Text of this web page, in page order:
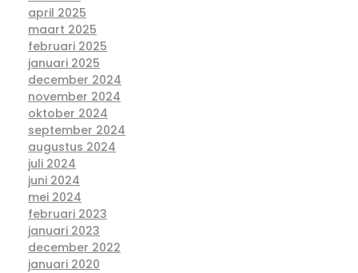
april 2025
maart 2025
februari 2025
januari 2025
december 2024
november 2024
oktober 2024
september 2024
augustus 2024
juli 2024
juni 2024
mei 2024
februari 2023
januari 2023
december 2022
januari 2020